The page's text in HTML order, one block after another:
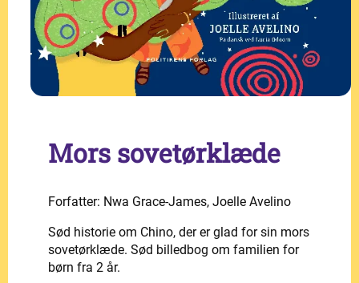
Mors sovetørklæde
Forfatter: Nwa Grace-James, Joelle Avelino
Sød historie om Chino, der er glad for sin mors
sovetørklæde. Sød billedbog om familien for
børn fra 2 år.